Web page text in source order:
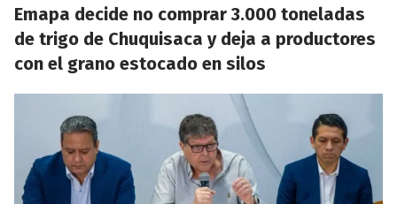
Emapa decide no comprar 3.000 toneladas
de trigo de Chuquisaca y deja a productores
con el grano estocado en silos